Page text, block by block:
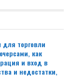
торговли
как
и вход в
и недостатки,